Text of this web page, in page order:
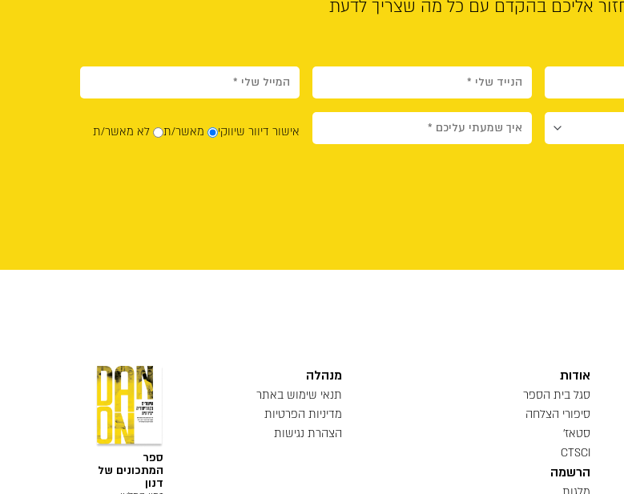
אליכם בהקדם עם כל מה שצריך לדעת
אישור דיוור שיווקי מאשר/ת לא מאשר/ת
אודות
סגל בית הספר
סיפורי הצלחה
סטאז'
CTSCI
הרשמה
מנהלה
תנאי שימוש באתר
מדיניות הפרטיות
הצהרת נגישות
ספר
המתכונים של
דנון